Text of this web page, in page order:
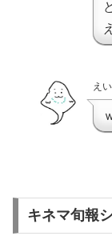
えい
キネマ旬報